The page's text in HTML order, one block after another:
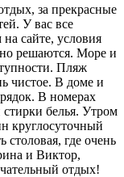
за прекрасные
У вас все
сайте, условия
решаются. Море и
Пляж
чистое. В доме и
В номерах
стирки белья. Утром
круглосуточный
столовая, где очень
и Виктор,
отдых!